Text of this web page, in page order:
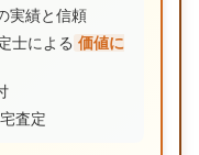
実績と信頼
士による 価値に
査定